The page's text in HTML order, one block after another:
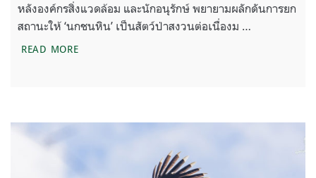
หลังองค์กรสิ่งแวดล้อม และนักอนุรักษ์ พยายามผลักดันการยก
สถานะให้ ‘นกชนหิน’ เป็นสัตว์ป่าสงวนต่อเนื่องม …
READ MORE‘นกชนหิน’ สัตว์ป่าสงวนลำดับที่ 20 ของไทย